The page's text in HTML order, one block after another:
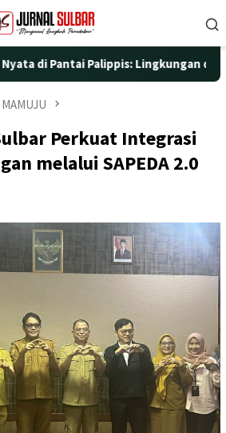
Palippis: Lingkungan dan
MAMUJU
Perkuat Integrasi
melalui SAPEDA 2.0